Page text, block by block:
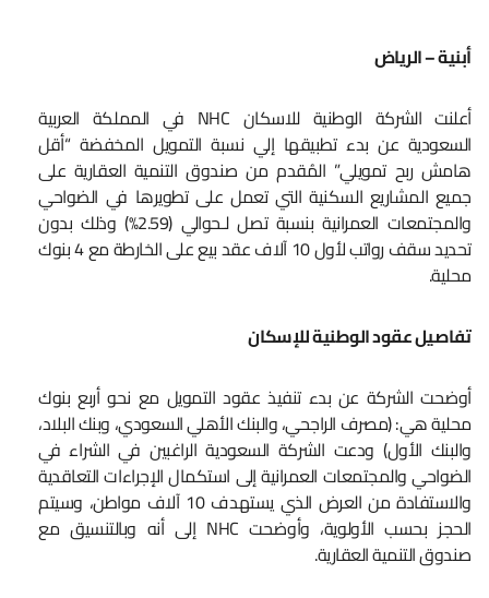
أبنية – الرياض
أعلنت الشركة الوطنية للاسكان NHC في المملكة العربية
السعودية عن بدء تطبيقها إلي نسبة التمويل المخفضة “أقل
هامش ربح تمويلي” المُقدم من صندوق التنمية العقارية على
جميع المشاريع السكنية التي تعمل على تطويرها في الضواحي
والمجتمعات العمرانية بنسبة تصل لـحوالي (2.59%) وذلك بدون
تحديد سقف رواتب لأول 10 آلاف عقد بيع على الخارطة مع 4 بنوك
محلية.
تفاصيل عقود الوطنية للإسكان
أوضحت الشركة عن بدء تنفيذ عقود التمويل مع نحو أربع بنوك
محلية هي: (مصرف الراجحي، والبنك الأهلي السعودي، وبنك البلاد،
والبنك الأول) ودعت الشركة السعودية الراغبين في الشراء في
الضواحي والمجتمعات العمرانية إلى استكمال الإجراءات التعاقدية
والاستفادة من العرض الذي يستهدف 10 آلاف مواطن، وسيتم
الحجز بحسب الأولوية، وأوضحت NHC إلى أنه وبالتنسيق مع
صندوق التنمية العقارية.